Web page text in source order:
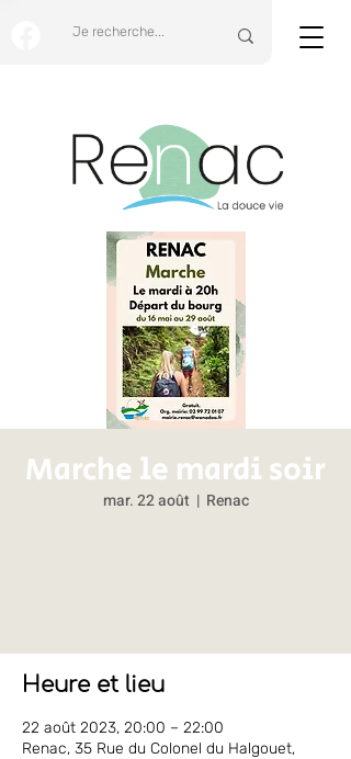
Marche le mardi soir
mar. 22 août
  |
Renac
Heure et lieu
22 août 2023, 20:00 – 22:00
Renac, 35 Rue du Colonel du Halgouet,